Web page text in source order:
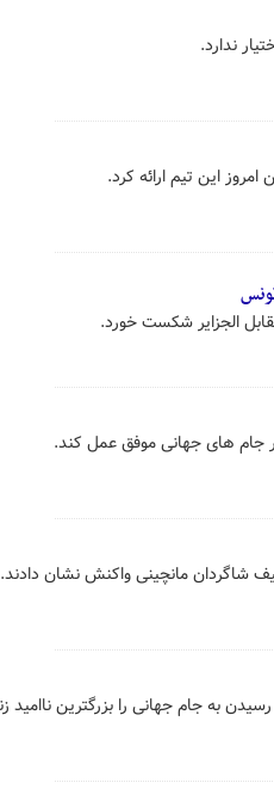
این تیم ارائه کرد.
الجزایر شکست خورد.
شاگردان مانچینی واکنش نشان دادند.
به جام جهانی را بزرگترین ناامید